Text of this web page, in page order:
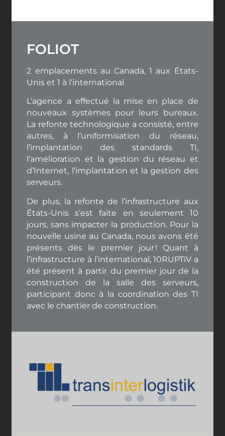
FOLIOT
2 emplacements au Canada, 1 aux États-
Unis et 1 à l’international
L’agence a effectué la mise en place de
nouveaux systèmes pour leurs bureaux.
La refonte technologique a consisté, entre
autres, à l’uniformisation du réseau,
l’implantation des standards TI,
l’amélioration et la gestion du réseau et
d’Internet, l’implantation et la gestion des
serveurs.
De plus, la refonte de l’infrastructure aux
États-Unis s’est faite en seulement 10
jours, sans impacter la production. Pour la
nouvelle usine au Canada, nous avons été
présents dès le premier jour ! Quant à
l’infrastructure à l’international, 10RUPTiV a
été présent à partir du premier jour de la
construction de la salle des serveurs,
participant donc à la coordination des TI
avec le chantier de construction.